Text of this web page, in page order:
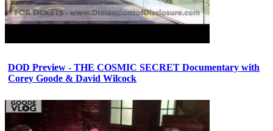
DOD Preview - THE COSMIC SECRET Documentary with
Corey Goode & David Wilcock